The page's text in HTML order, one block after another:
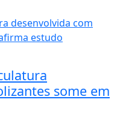
some em